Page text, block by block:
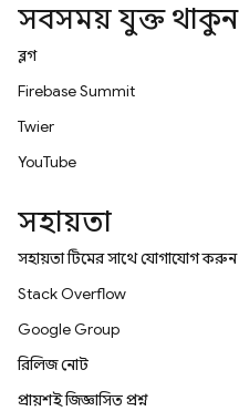
সবসময় যুক্ত থাকুন
ব্লগ
Firebase Summit
Twitter
YouTube
সহায়তা
সহায়তা টিমের সাথে যোগাযোগ করুন
Stack Overflow
Google Group
রিলিজ নোট
প্রায়শই জিজ্ঞাসিত প্রশ্ন